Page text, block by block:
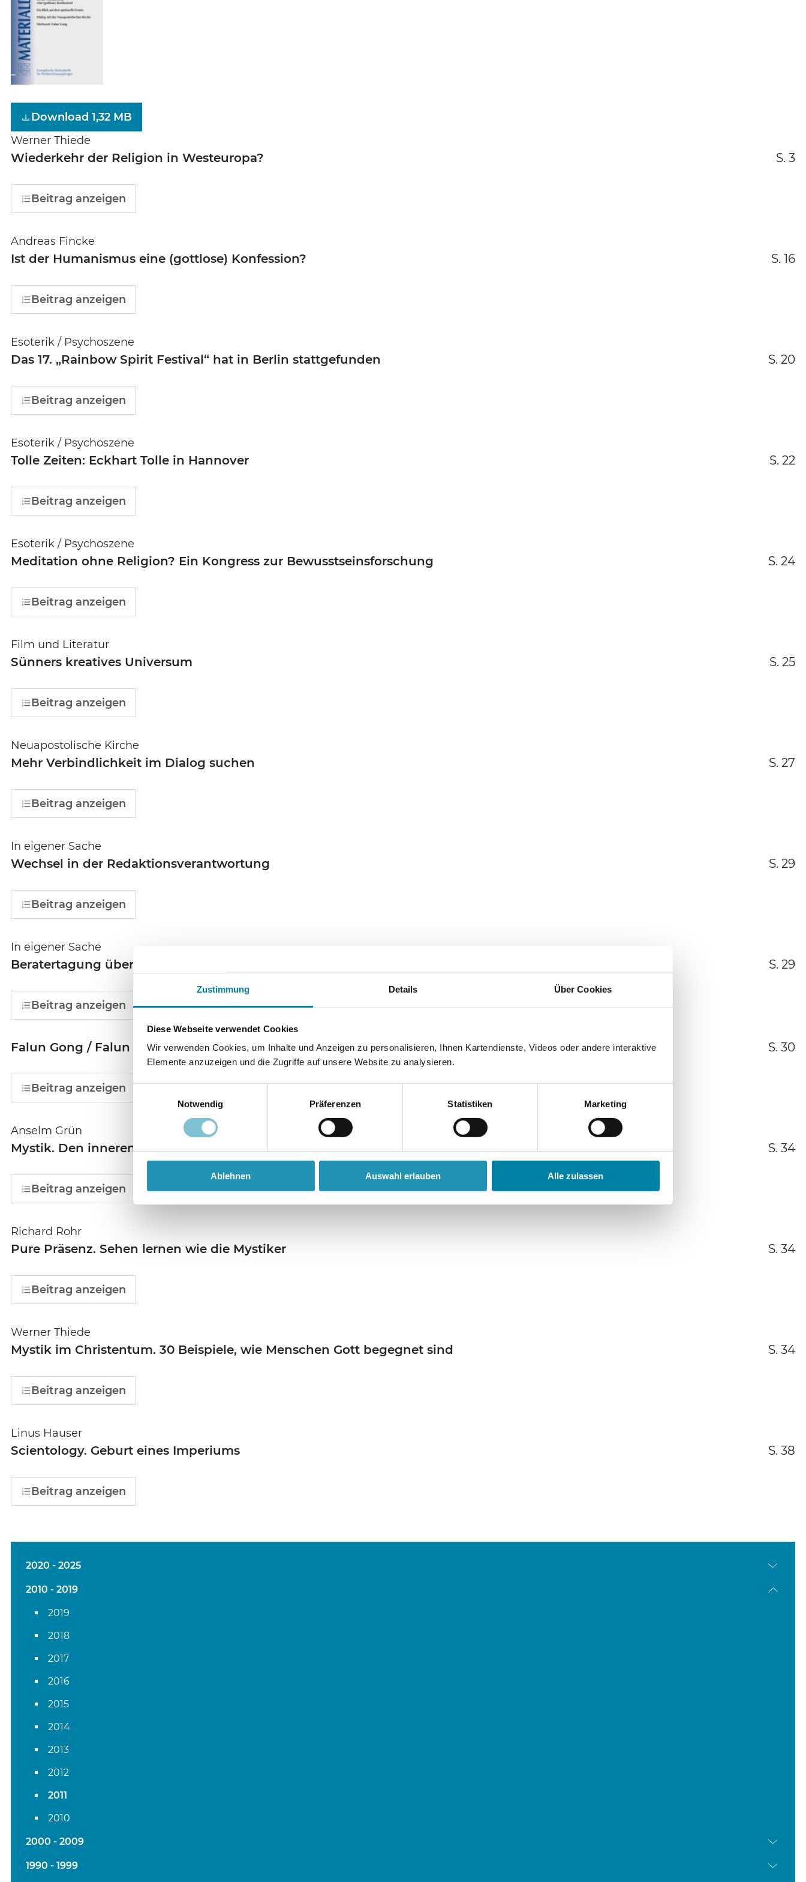
Zustimmung Details Über Cookies
Diese Webseite verwendet Cookies
Wir verwenden Cookies, um Inhalte und Anzeigen zu personalisieren, Ihnen Kartendienste, Videos oder andere interaktive
Elemente anzuzeigen und die Zugriffe auf unsere Website zu analysieren.
Notwendig
Präferenzen Statistiken Marketing
Ablehnen Auswahl erlauben Alle zulassen
2020 - 2025
2010 - 2019
2019
2018
2017
2016
2015
2014
2013
2012
2011
2010
2000 - 2009
1990 - 1999
Download 1,32 MB
Werner Thiede
Wiederkehr der Religion in Westeuropa? S. 3
Beitrag anzeigen
Andreas Fincke
Ist der Humanismus eine (gottlose) Konfession? S. 16
Beitrag anzeigen
Esoterik / Psychoszene
Das 17. „Rainbow Spirit Festival“ hat in Berlin stattgefunden S. 20
Beitrag anzeigen
Esoterik / Psychoszene
Tolle Zeiten: Eckhart Tolle in Hannover S. 22
Beitrag anzeigen
Esoterik / Psychoszene
Meditation ohne Religion? Ein Kongress zur Bewusstseinsforschung S. 24
Beitrag anzeigen
Film und Literatur
Sünners kreatives Universum S. 25
Beitrag anzeigen
Neuapostolische Kirche
Mehr Verbindlichkeit im Dialog suchen S. 27
Beitrag anzeigen
In eigener Sache
Wechsel in der Redaktionsverantwortung S. 29
Beitrag anzeigen
In eigener Sache
Beratertagung über den Umgang mit Magie-Erfahrungen S. 29
Beitrag anzeigen
Falun Gong / Falun Dafa S. 30
Beitrag anzeigen
Anselm Grün
Mystik. Den inneren Raum entdecken S. 34
Beitrag anzeigen
Richard Rohr
Pure Präsenz. Sehen lernen wie die Mystiker S. 34
Beitrag anzeigen
Werner Thiede
Mystik im Christentum. 30 Beispiele, wie Menschen Gott begegnet sind S. 34
Beitrag anzeigen
Linus Hauser
Scientology. Geburt eines Imperiums S. 38
Beitrag anzeigen